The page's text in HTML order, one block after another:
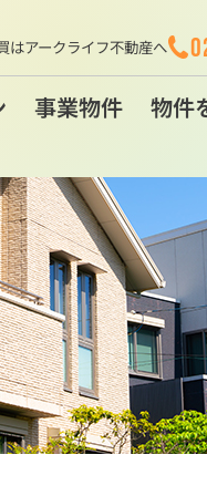
はアークライフ不動産へ
事業物件 物件